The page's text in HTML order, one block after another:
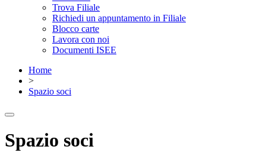
Trova Filiale
Richiedi un appuntamento in Filiale
Blocco carte
Lavora con noi
Documenti ISEE
Home
>
Spazio soci
Spazio soci